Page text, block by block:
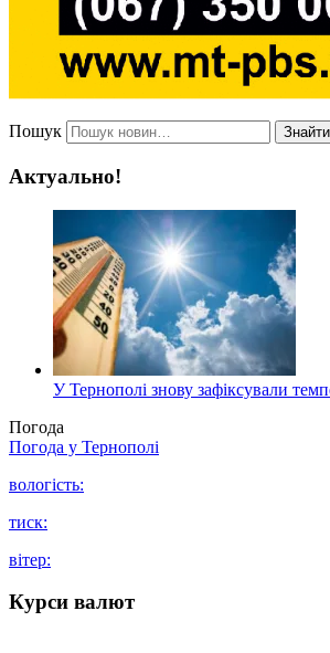
Пошук Знайти
Актуально!
У Тернополі знову зафіксували
Погода
Погода у Тернополі
вологість:
тиск:
вітер:
Курси валют